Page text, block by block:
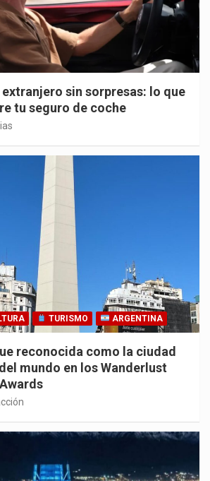
sin sorpresas: lo que
tu seguro de coche
TURISMO ARGENTINA
reconocida como la ciudad
mundo en los Wanderlust